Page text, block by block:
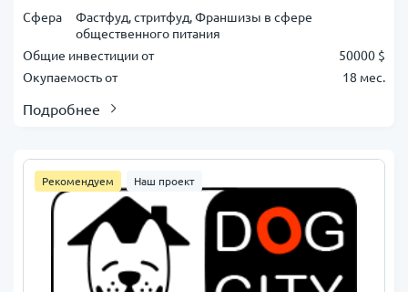
Сфера
Фастфуд, стритфуд, Франшизы в сфере
общественного питания
Общие инвестиции от
50000 $
Окупаемость от
18 мес.
Подробнее
Рекомендуем Наш проект